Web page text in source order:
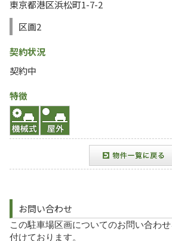
東京都港区浜松町1-7-2
区画2
契約状況
契約中
特徴
お問い合わせ